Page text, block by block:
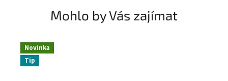
Mohlo by Vás zajímat
Novinka
Tip